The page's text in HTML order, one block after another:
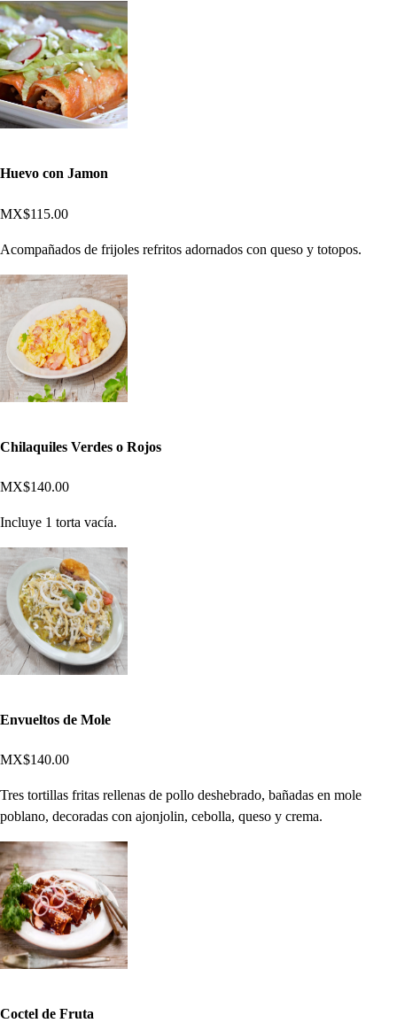
Huevo con Jamon
MX$115.00
Acompañados de frijoles refritos adornados con queso y totopos.
Chilaquiles Verdes o Rojos
MX$140.00
Incluye 1 torta vacía.
Envueltos de Mole
MX$140.00
Tres tortillas fritas rellenas de pollo deshebrado, bañadas en mole
poblano, decoradas con ajonjolin, cebolla, queso y crema.
Coctel de Fruta